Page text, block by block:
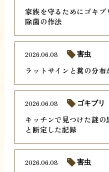
家族を守るためにゴキ
除菌の作法
ラットサインと糞の分
2026.06.08 害虫
キッチンで見つけた謎
と断定した記録
2026.06.08 ゴキブリ
2026.06.08 害虫